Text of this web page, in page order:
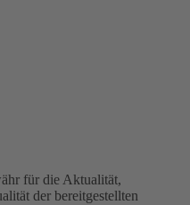
für die Aktualität,
der bereitgestellten